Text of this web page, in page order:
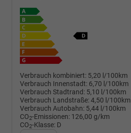
Verbrauch kombiniert: 5,20 l/100km
Verbrauch Innenstadt: 6,70 l/100km
Verbrauch Stadtrand: 5,10 l/100km
Verbrauch Landstraße:4,50 l/100km
Verbrauch Autobahn: 5,44 l/100km
CO2-Emissionen: 126,00 g/km
CO2-Klasse: D